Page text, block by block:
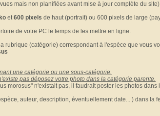
mais non planifiées avant mise à jour complète du
et600 pixels de haut (portrait) ou 600 pixels de large
de votre PC le temps de les mettre en ligne.
rubrique (catégorie) correspondant à l'espèce que vous
une catégorie ou une sous-catégorie.
pas déposez votre photo dans la catégorie parente.
morosus" n'existait pas, il faudrait poster les photos dans
auteur, description, éventuellement date... ) dans la